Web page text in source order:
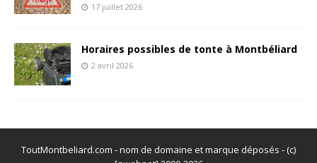
17 juillet 2026
Horaires possibles de tonte à Montbéliard
2 avril 2026
ToutMontbeliard.com - nom de domaine et marque déposés - (c)